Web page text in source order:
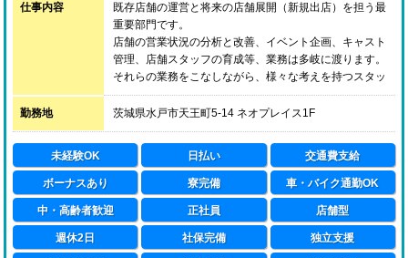
仕事内容
既存店舗の運営と将来の店舗展開（新規出店）を担う最
重要部門です。
店舗の営業状況の分析と改善、イベント企画、キャスト
管理、店舗スタッフの育成等、業務は多岐に渡ります。
それらの業務をこなしながら、様々な考えを持つスタッ
フをひとつにまとめ、目標を達成するために徹底的に努
力していただきたいと考えております。
※近い将来【ハピネスグループ】の中心となっていただ
く重要な人材としてお迎えする為、通常の面接の他に、
経営陣による二次面接を行わせていただきます。
勤務地 茨城県水戸市天王町5-14 ネオプレイス1F
未経験OK 日払い 交通費支給
ボーナスあり 寮完備 車・バイク通勤OK
中・高齢者歓迎 正社員 店舗型
週休2日 社保完備 独立支援